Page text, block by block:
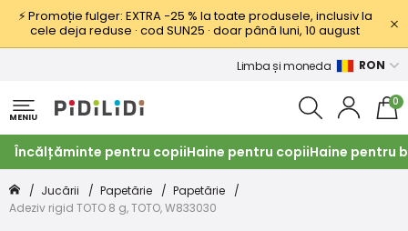
⚡ Promoție fulger: EXTRA −25 % la toate produsele, inclusiv la
cele deja reduse · cod SUN25 · doar până luni, 10 august
Limba și moneda RON
MENIU
0
Încălțăminte pentru copiiHaine pentru copiiHaine pentru
Jucării Papetărie
Papetărie
Adeziv rigid TOTO 8 g, TOTO, W833030